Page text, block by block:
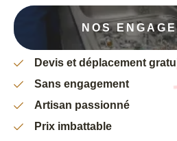
NOS
Devis et déplacement
Sans engagement
Artisan passionné
Prix imbattable